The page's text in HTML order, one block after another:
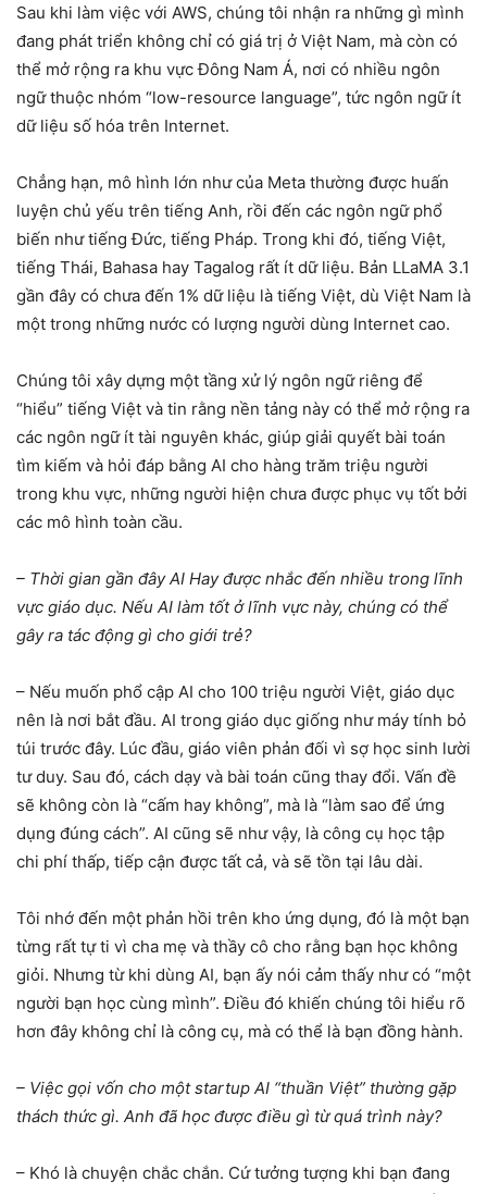
Sau khi làm việc với AWS, chúng tôi nhận ra những gì mình
đang phát triển không chỉ có giá trị ở Việt Nam, mà còn có
thể mở rộng ra khu vực Đông Nam Á, nơi có nhiều ngôn
ngữ thuộc nhóm “low-resource language”, tức ngôn ngữ ít
dữ liệu số hóa trên Internet.
Chẳng hạn, mô hình lớn như của Meta thường được huấn
luyện chủ yếu trên tiếng Anh, rồi đến các ngôn ngữ phổ
biến như tiếng Đức, tiếng Pháp. Trong khi đó, tiếng Việt,
tiếng Thái, Bahasa hay Tagalog rất ít dữ liệu. Bản LLaMA 3.1
gần đây có chưa đến 1% dữ liệu là tiếng Việt, dù Việt Nam là
một trong những nước có lượng người dùng Internet cao.
Chúng tôi xây dựng một tầng xử lý ngôn ngữ riêng để
“hiểu” tiếng Việt và tin rằng nền tảng này có thể mở rộng ra
các ngôn ngữ ít tài nguyên khác, giúp giải quyết bài toán
tìm kiếm và hỏi đáp bằng AI cho hàng trăm triệu người
trong khu vực, những người hiện chưa được phục vụ tốt bởi
các mô hình toàn cầu.
– Thời gian gần đây AI Hay được nhắc đến nhiều trong lĩnh
vực giáo dục. Nếu AI làm tốt ở lĩnh vực này, chúng có thể
gây ra tác động gì cho giới trẻ?
– Nếu muốn phổ cập AI cho 100 triệu người Việt, giáo dục
nên là nơi bắt đầu. AI trong giáo dục giống như máy tính bỏ
túi trước đây. Lúc đầu, giáo viên phản đối vì sợ học sinh lười
tư duy. Sau đó, cách dạy và bài toán cũng thay đổi. Vấn đề
sẽ không còn là “cấm hay không”, mà là “làm sao để ứng
dụng đúng cách”. AI cũng sẽ như vậy, là công cụ học tập
chi phí thấp, tiếp cận được tất cả, và sẽ tồn tại lâu dài.
Tôi nhớ đến một phản hồi trên kho ứng dụng, đó là một bạn
từng rất tự ti vì cha mẹ và thầy cô cho rằng bạn học không
giỏi. Nhưng từ khi dùng AI, bạn ấy nói cảm thấy như có “một
người bạn học cùng mình”. Điều đó khiến chúng tôi hiểu rõ
hơn đây không chỉ là công cụ, mà có thể là bạn đồng hành.
– Việc gọi vốn cho một startup AI “thuần Việt” thường gặp
thách thức gì. Anh đã học được điều gì từ quá trình này?
– Khó là chuyện chắc chắn. Cứ tưởng tượng khi bạn đang